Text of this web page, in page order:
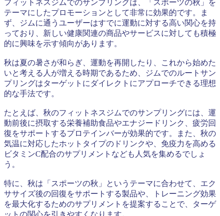
フィットネスジムでのサンプリングは、「スポーツの秋」を
テーマにしたプロモーションとして非常に効果的です。ま
ず、ジムに通うユーザーはすでに運動に対する高い関心を持
っており、新しい健康関連の商品やサービスに対しても積極
的に興味を示す傾向があります。
秋は夏の暑さが和らぎ、運動を再開したり、これから始めた
いと考える人が増える時期であるため、ジムでのルートサン
プリングはターゲットにダイレクトにアプローチできる理想
的な手法です。
たとえば、秋のフィットネスジムでのサンプリングには、運
動前後に摂取する栄養補助食品やエナジードリンク、疲労回
復をサポートするプロテインバーが効果的です。また、秋の
気温に対応したホットタイプのドリンクや、免疫力を高める
ビタミンC配合のサプリメントなども人気を集めるでしょ
う。
特に、秋は「スポーツの秋」というテーマに合わせて、エク
ササイズ後の回復をサポートする製品や、トレーニング効果
を最大化するためのサプリメントを提案することで、ターゲ